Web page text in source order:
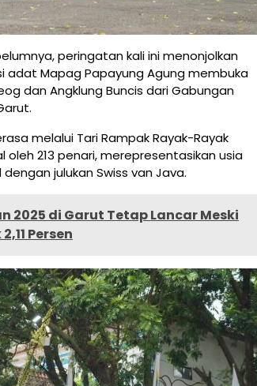
peringatan kali ini menonjolkan
adat Mapag Papayung Agung membuka
dan Angklung Buncis dari Gabungan
melalui Tari Rampak Rayak-Rayak
213 penari, merepresentasikan usia
julukan Swiss van Java.
2025 di Garut Tetap Lancar Meski
Persen